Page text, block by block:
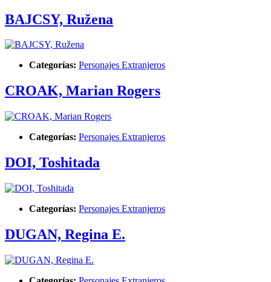
BAJCSY, Ružena
Categorías: Personajes Extranjeros
CROAK, Marian Rogers
Categorías: Personajes Extranjeros
DOI, Toshitada
Categorías: Personajes Extranjeros
DUGAN, Regina E.